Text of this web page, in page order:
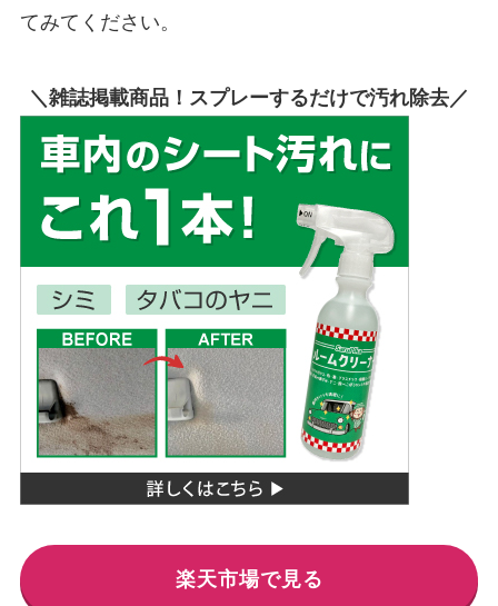
てみてください。
＼雑誌掲載商品！スプレーするだけで汚れ除去／
楽天市場で見る